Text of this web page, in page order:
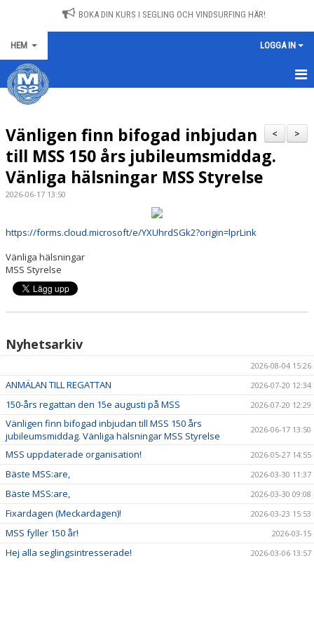
BOKA DIN KURS I SEGLING OCH VINDSURFING HÄR!
HEM LOGGA IN
NYHETER
KONTAKT
MSS FACEBOOK
>
<
Vänligen finn bifogad inbjudan
till MSS 150 års jubileumsmiddag.
Vänliga hälsningar MSS Styrelse
2026-06-17 13:50
https://forms.cloud.microsoft/e/YXUhrdSGk2?origin=lprLink
Vänliga hälsningar
MSS Styrelse
Nyhetsarkiv
2026-08-04 15:26
ANMÄLAN TILL REGATTAN 2026-07-20 12:34
150-års regattan den 15e augusti på MSS 2026-07-20 12:29
Vänligen finn bifogad inbjudan till MSS 150 års
jubileumsmiddag. Vänliga hälsningar MSS Styrelse
2026-06-17 13:50
MSS uppdaterade organisation! 2026-05-27 14:55
Bäste MSS:are, 2026-03-30 11:37
Bäste MSS:are, 2026-03-30 09:08
Fixardagen (Meckardagen)! 2026-03-23 15:53
MSS fyller 150 år! 2026-03-15
Hej alla seglingsintresserade! 2026-03-06 13:57